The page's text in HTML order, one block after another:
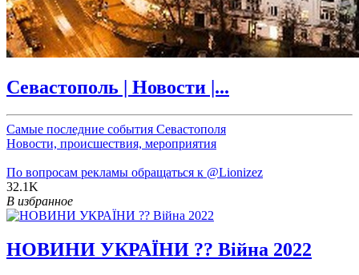
Севастополь | Новости |...
Самые последние события Севастополя
Новости, происшествия, мероприятия
По вопросам рекламы обращаться к @Lionizez
32.1K
В избранное
НОВИНИ УКРАЇНИ ?? Війна 2022